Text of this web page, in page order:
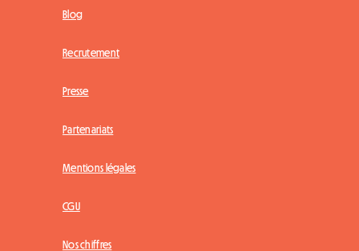
Blog
Recrutement
Presse
Partenariats
Mentions légales
CGU
Nos chiffres